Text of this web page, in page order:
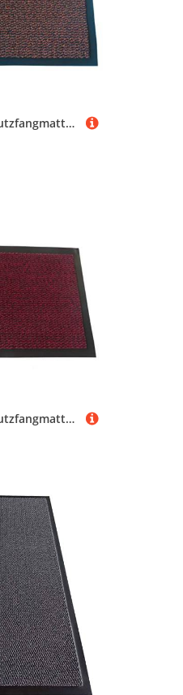
Magic Mats Schmutzfangmatte Türmatte Bern Farbe Terra ca. 60 x 180 cm
Magic Mats Schmutzfangmatte Türmatte Bern Farbe Rot ca. 80 x 120 cm